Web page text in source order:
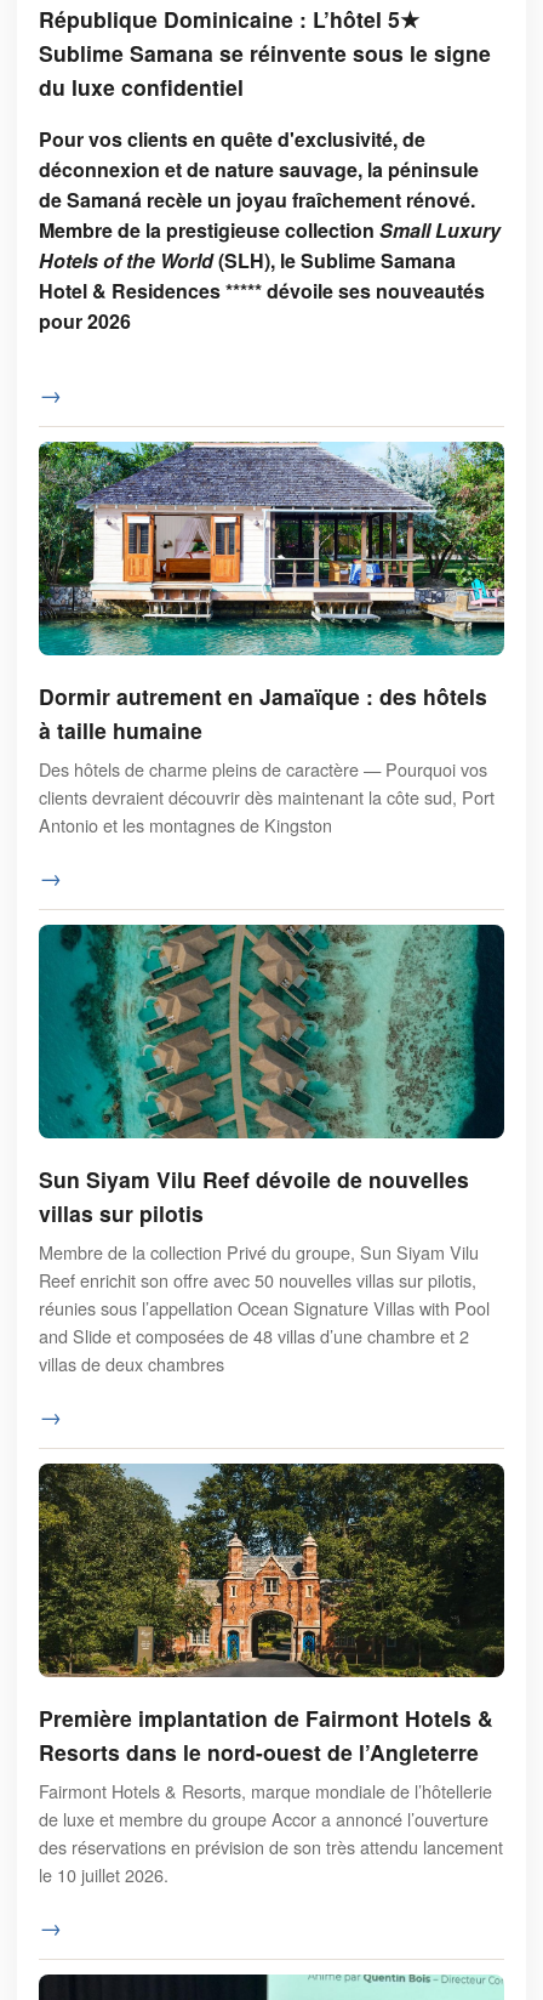
République Dominicaine : L’hôtel 5★
Sublime Samana se réinvente sous le signe
du luxe confidentiel
Pour vos clients en quête d'exclusivité, de
déconnexion et de nature sauvage, la péninsule
de Samaná recèle un joyau fraîchement rénové.
Membre de la prestigieuse collection Small Luxury
Hotels of the World(SLH), le Sublime Samana
Hotel & Residences ***** dévoile ses nouveautés
pour 2026
→
Dormir autrement en Jamaïque : des hôtels
à taille humaine
Des hôtels de charme pleins de caractère — Pourquoi vos
clients devraient découvrir dès maintenant la côte sud, Port
Antonio et les montagnes de Kingston
→
Sun Siyam Vilu Reef dévoile de nouvelles
villas sur pilotis
Membre de la collection Privé du groupe, Sun Siyam Vilu
Reef enrichit son offre avec 50 nouvelles villas sur pilotis,
réunies sous l’appellation Ocean Signature Villas with Pool
and Slide et composées de 48 villas d’une chambre et 2
villas de deux chambres
→
Première implantation de Fairmont Hotels &
Resorts dans le nord-ouest de l’Angleterre
Fairmont Hotels & Resorts, marque mondiale de l’hôtellerie
de luxe et membre du groupe Accor a annoncé l’ouverture
des réservations en prévision de son très attendu lancement
le 10 juillet 2026.
→